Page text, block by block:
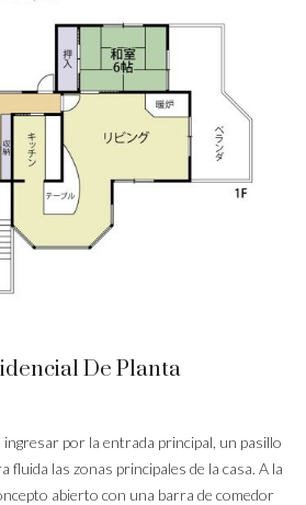
De Planta
ingresar por la entrada principal, un pasillo
fluida las zonas principales de la casa. A la
abierto con una barra de comedor